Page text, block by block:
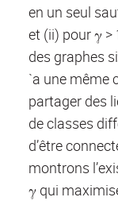
en un seul
et (ii) pour γ
des graphes
`a une même
partager des
de classes
d’être
montrons
γ qui